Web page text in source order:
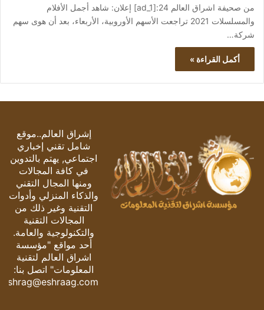
من صحيفة اشراق العالم 24:[ad_1] إعلان: شاهد أجمل الأفلام
والمسلسلات 2021 تراجعت الأسهم الأوروبية، الأربعاء، بعد أن هوى سهم
شركة…
أكمل القراءة »
إشراق العالم..موقع
شامل تقني إخباري
اجتماعي, يهتم بالتدوين
في كافة المجالات
ومنها المجال التقني
والذكاء المنزلي وأدوات
التقنية وغير ذلك من
المجالات التقنية
والتكنولوجية والعامة.
أحد مواقع "مؤسسة
اشراق العالم لتقنية
المعلومات" اتصل بنا:
eshrag@eshraag.com